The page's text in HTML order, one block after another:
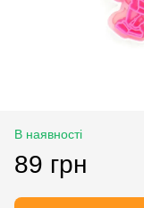
В наявності
89 грн